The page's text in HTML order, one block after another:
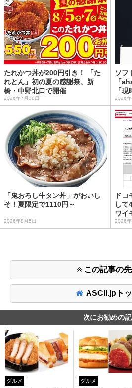
たれかつ丼が200円引き！ 「た
れとん」初の夏の感謝祭、新
橋・中野北口で開催
2026年7月30日
ソフ
「
「
2026年
「鬼おろし牛タン丼」がおいし
そ！夏限定で1110円～
2026年8月5日
ド
し
ワイ
2026年
この記事の
ASCII.jpト
次にお勧めの
グルメ グルメ